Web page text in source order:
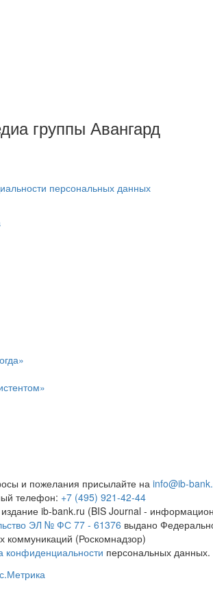
группы Авангард
персональных данных
и пожелания присылайте на info@ib-
телефон: +7 (495) 921-42-44
ib-bank.ru (BIS Journal -
ЭЛ № ФС 77 - 61376 выдано
коммуникаций (Роскомнадзор)
конфиденциальности персональных данных.